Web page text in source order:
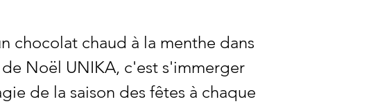
chocolat chaud à la menthe dans
de Noël UNIKA, c'est s'immerger
de la saison des fêtes à chaque